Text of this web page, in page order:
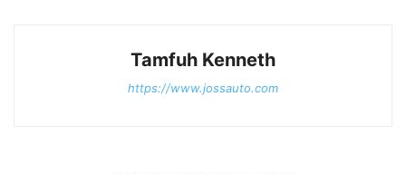
Tamfuh Kenneth
https://www.jossauto.com